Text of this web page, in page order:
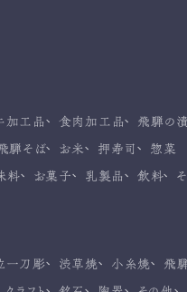
加工品 食肉加工品 飛騨の
騨そば お米 押寿司 惣菜
料 お菓子 乳製品 飲料
一刀彫 渋草焼 小糸焼 飛